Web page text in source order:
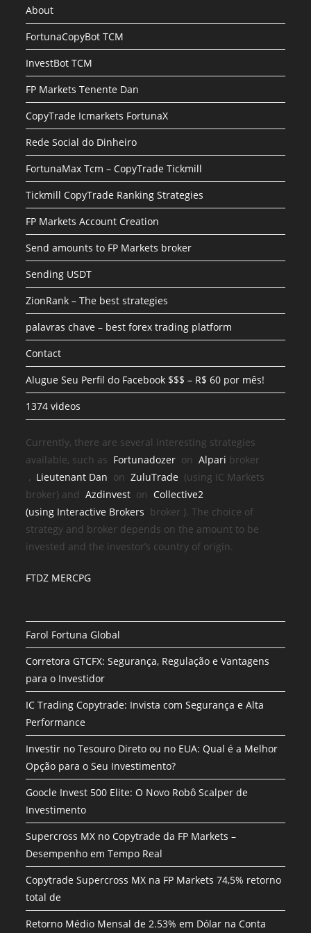
About
FortunaCopyBot TCM
InvestBot TCM
FP Markets Tenente Dan
CopyTrade Icmarkets FortunaX
Rede Social do Dinheiro
FortunaMax Tcm – CopyTrade Tickmill
Tickmill CopyTrade Ranking Strategies
FP Markets Account Creation
Send amounts to FP Markets broker
Sending USDT
ZionRank – The best strategies
palavras chave – best forex trading platform
Contact
Alugue Seu Perfil do Facebook $$$ – R$ 60 por mês!
1374 videos
Currently, there are several interesting strategies
available, such as Fortunadozer onAlpari broker
, Lieutenant Dan onZuluTrade (using IC Markets
broker) andAzdinvest onCollective2
(using Interactive Brokers broker ). The choice of
strategy and broker depends on the amount to be
invested and the investor’s country of origin.
FTDZ MERCPG
Farol Fortuna Global
Corretora GTCFX: Segurança, Regulação e Vantagens
para o Investidor
IC Trading Copytrade: Invista com Segurança e Alta
Performance
Investir no Tesouro Direto ou no EUA: Qual é a Melhor
Opção para o Seu Investimento?
Goocle Invest 500 Elite: O Novo Robô Scalper de
Investimento
Supercross MX no Copytrade da FP Markets –
Desempenho em Tempo Real
Copytrade Supercross MX na FP Markets 74,5% retorno
total de
Retorno Médio Mensal de 2.53% em Dólar na Conta